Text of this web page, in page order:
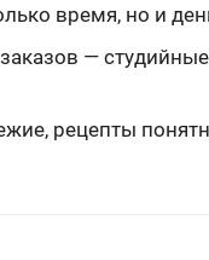
время, но и
—
рецепты